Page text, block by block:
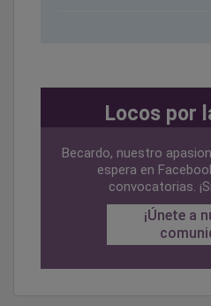
Locos por
Becardo, nuestro
espera en
convocatorias.
¡Únete a